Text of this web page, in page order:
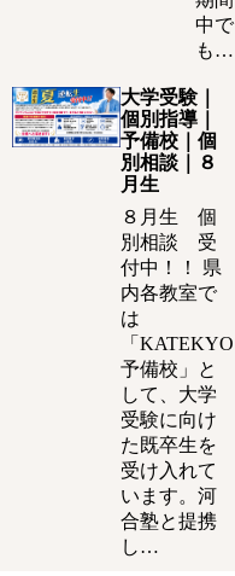
中で
も…
大学受験｜
個別指導｜
予備校｜個
別相談｜８
月生
８月生 個
別相談 受
付中！！ 県
内各教室で
は
「KATEKYO
予備校」と
して、大学
受験に向け
た既卒生を
受け入れて
います。河
合塾と提携
し…